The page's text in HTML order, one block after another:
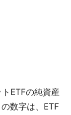
ETFの純資産
数字は、ETF